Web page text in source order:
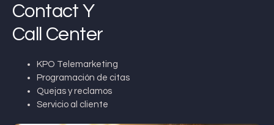
Contact Y
Call Center
KPO Telemarketing
Programación de citas
Quejas y reclamos
Servicio al cliente